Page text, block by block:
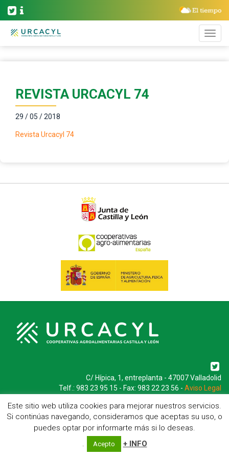
REVISTA URCACYL 74
29 / 05 / 2018
Revista Urcacyl 74
C/ Hípica, 1, entreplanta - 47007 Valladolid
Telf.: 983 23 95 15 - Fax: 983 22 23 56 - Aviso Legal
Este sitio web utiliza cookies para mejorar nuestros servicios.
Si continúas navegando, consideramos que aceptas su uso, o
puedes optar por informarte más si lo deseas.
.
Acepto + INFO